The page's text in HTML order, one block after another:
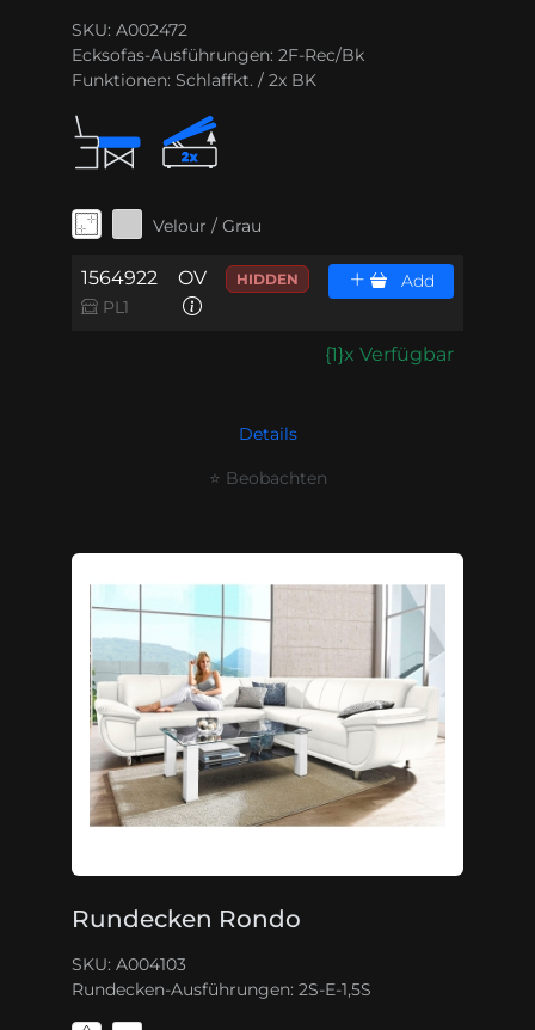
SKU: A002472
Ecksofas-Ausführungen: 2F-Rec/Bk
Funktionen: Schlaffkt. / 2x BK
Velour / Grau
1564922
PL1
OV HIDDEN Add
{1}x Verfügbar
Details
⭐ Beobachten
Rundecken Rondo
SKU: A004103
Rundecken-Ausführungen: 2S-E-1,5S